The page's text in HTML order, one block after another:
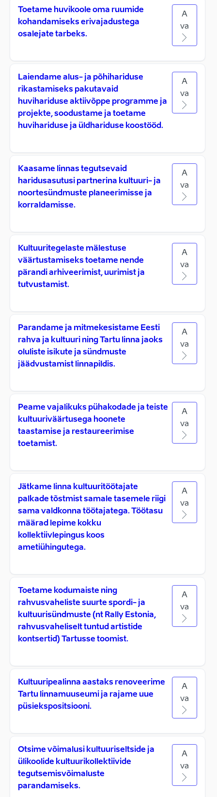
Toetame huvikoole oma ruumide
kohandamiseks erivajadustega
osalejate tarbeks.
A
va
Laiendame alus- ja põhihariduse
rikastamiseks pakutavaid
huvihariduse aktiivõppe programme ja
projekte, soodustame ja toetame
huvihariduse ja üldhariduse koostööd.
A
va
Kaasame linnas tegutsevaid
haridusasutusi partnerina kultuuri- ja
noortesündmuste planeerimisse ja
korraldamisse.
A
va
Kultuuritegelaste mälestuse
väärtustamiseks toetame nende
pärandi arhiveerimist, uurimist ja
tutvustamist.
A
va
Parandame ja mitmekesistame Eesti
rahva ja kultuuri ning Tartu linna jaoks
oluliste isikute ja sündmuste
jäädvustamist linnapildis.
A
va
Peame vajalikuks pühakodade ja teiste
kultuuriväärtusega hoonete
taastamise ja restaureerimise
toetamist.
A
va
Jätkame linna kultuuritöötajate
palkade tõstmist samale tasemele riigi
sama valdkonna töötajatega. Töötasu
määrad lepime kokku
kollektiivlepingus koos
ametiühingutega.
A
va
Toetame kodumaiste ning
rahvusvaheliste suurte spordi- ja
kultuurisündmuste (nt Rally Estonia,
rahvusvaheliselt tuntud artistide
kontsertid) Tartusse toomist.
A
va
Kultuuripealinna aastaks renoveerime
Tartu linnamuuseumi ja rajame uue
püsiekspositsiooni.
A
va
Otsime võimalusi kultuuriseltside ja
ülikoolide kultuurikollektiivide
tegutsemisvõimaluste
parandamiseks.
A
va